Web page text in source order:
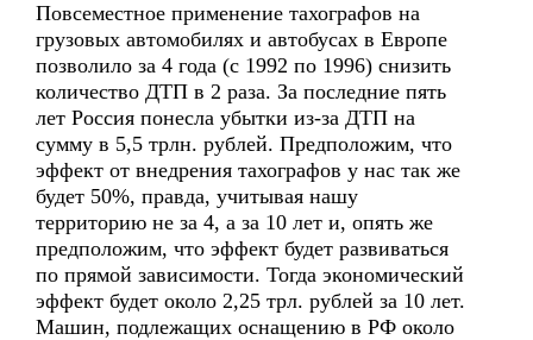
Повсеместное применение тахографов на
грузовых автомобилях и автобусах в Европе
позволило за 4 года (с 1992 по 1996) снизить
количество ДТП в 2 раза. За последние пять
лет Россия понесла убытки из-за ДТП на
сумму в 5,5 трлн. рублей. Предположим, что
эффект от внедрения тахографов у нас так же
будет 50%, правда, учитывая нашу
территорию не за 4, а за 10 лет и, опять же
предположим, что эффект будет развиваться
по прямой зависимости. Тогда экономический
эффект будет около 2,25 трл. рублей за 10 лет.
Машин, подлежащих оснащению в РФ около